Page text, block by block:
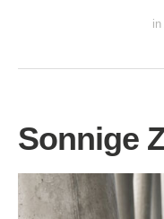
in
Sonnige